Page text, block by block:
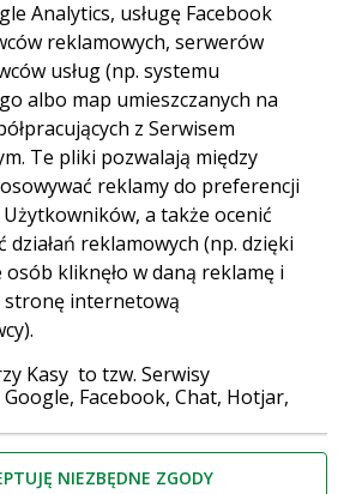
kredytu hipotecznego
zobowiązania przed
w umowie
z polskim prawem
prawo do wcześniejszej
w całości
to dotyczyć zarówno spłaty
kwoty kredytu, jak i nadpłaty,
kwoty niż wymagana w
Prawo bankowe gwarantuje
spłaty, jednak
zależą od konkretnej
przepisów.
spłaty kredytu
na zmniejszenie
które stanowią znaczącą
kosztu kredytu. W
hipotecznych
Analytics, usługę Facebook
reklamowych, serwerów
usług (np. systemu
albo map umieszczanych na
z Serwisem
Te pliki pozwalają między
reklamy do preferencji
Użytkowników, a także ocenić
działań reklamowych (np. dzięki
osób kliknęło w daną reklamę i
stronę internetową
Kasy to tzw. Serwisy
Facebook, Chat, Hotjar,
NIEZBĘDNE ZGODY